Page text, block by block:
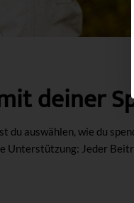
deiner
du auswählen, wie du
Unterstützung: Jeder